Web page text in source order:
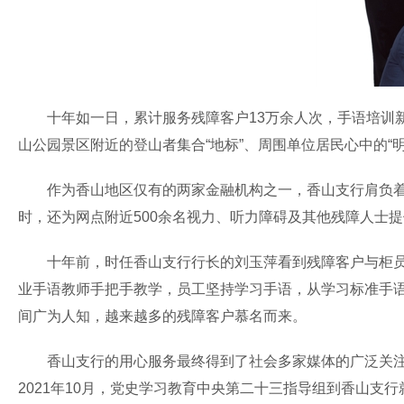
十年如一日，累计服务残障客户13万余人次，手语培训
山公园景区附近的登山者集合“地标”、周围单位居民心中
作为香山地区仅有的两家金融机构之一，香山支行肩负着
时，还为网点附近500余名视力、听力障碍及其他残障人士
十年前，时任香山支行行长的刘玉萍看到残障客户与柜
业手语教师手把手教学，员工坚持学习手语，从学习标准手
间广为人知，越来越多的残障客户慕名而来。
香山支行的用心服务最终得到了社会多家媒体的广泛关
2021年10月，党史学习教育中央第二十三指导组到香山支